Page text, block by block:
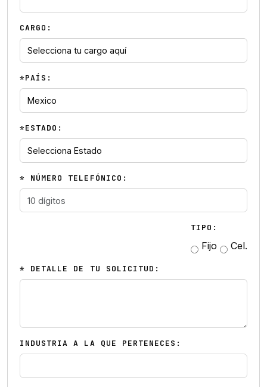
CARGO:
*PAÍS:
*ESTADO:
* NÚMERO TELEFÓNICO:
TIPO:
Fijo Cel.
* DETALLE DE TU SOLICITUD:
INDUSTRIA A LA QUE PERTENECES: